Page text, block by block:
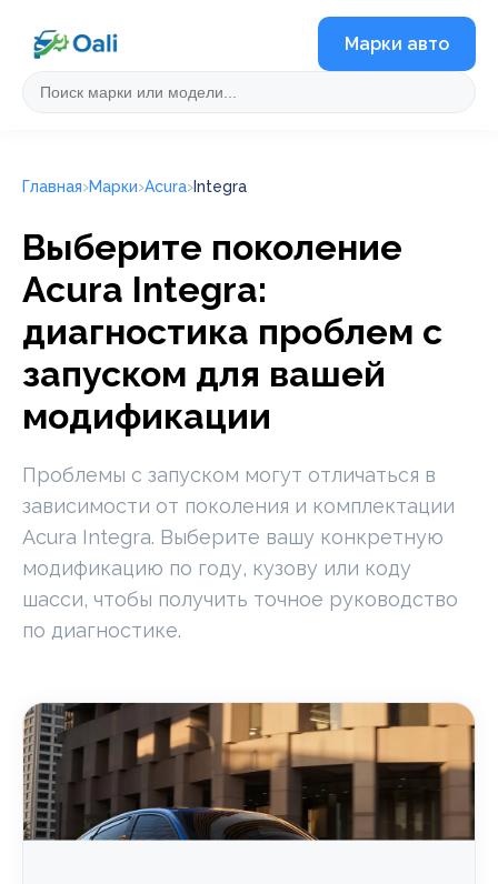
Марки авто
Главная Марки Acura Integra
Выберите поколение
Acura Integra:
диагностика проблем с
запуском для вашей
модификации
Проблемы с запуском могут отличаться в
зависимости от поколения и комплектации
Acura Integra. Выберите вашу конкретную
модификацию по году, кузову или коду
шасси, чтобы получить точное руководство
по диагностике.